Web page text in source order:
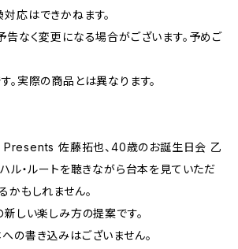
応はできかねます。
告なく変更になる場合がございます。予めご
実際の商品とは異なります。
Presents 佐藤拓也、40歳のお誕生日会 乙
ル・ルートを聴きながら台本を見ていただ
かもしれません。
新しい楽しみ方の提案です。
の書き込みはございません。